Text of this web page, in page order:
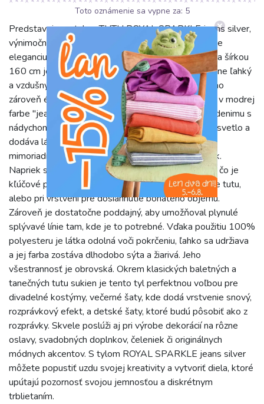
Predstavujeme tyl na TUTU ROYAL SPARKLE jeans silver,
výnimočný materiál, ktorý do vašich projektov vnesie
eleganciu a jemný lesk. S hmotnosťou len 30 g/m2 a šírkou
160 cm je tento 100% polyesterový tyl neuveriteľne ľahký
a vzdušný, čím je ideálny na vytváranie objemných, no
zároveň éterických kreácií. Jeho jednofarebný dizajn v modrej
farbe "jeans silver" pripomína sofistikovaný odtieň denimu s
nádychom striebornej iskry, ktorá krásne zachytáva svetlo a
dodáva látke luxusný vzhľad. Tento tyl sa vyznačuje
mimoriadnou kvalitou a príjemným pocitom na dotyk.
Napriek svojej nízkej gramáži si skvele udržuje tvar, čo je
kľúčové pri tvorbe nadýchaných sukien, ako sú práve tutu,
alebo pri vrstvení pre dosiahnutie bohatého objemu.
Zároveň je dostatočne poddajný, aby umožňoval plynulé
splývavé línie tam, kde je to potrebné. Vďaka použitiu 100%
polyesteru je látka odolná voči pokrčeniu, ľahko sa udržiava
a jej farba zostáva dlhodobo sýta a žiarivá. Jeho
všestrannosť je obrovská. Okrem klasických baletných a
tanečných tutu sukien je tento tyl perfektnou voľbou pre
divadelné kostýmy, večerné šaty, kde dodá vrstvenie snový,
rozprávkový efekt, a detské šaty, ktoré budú pôsobiť ako z
rozprávky. Skvele poslúži aj pri výrobe dekorácií na rôzne
oslavy, svadobných doplnkov, čeleniek či originálnych
módnych akcentov. S tylom ROYAL SPARKLE jeans silver
môžete popustiť uzdu svojej kreativity a vytvoriť diela, ktoré
upútajú pozornosť svojou jemnosťou a diskrétnym
trblietaním.
Toto oznámenie sa vypne za: 5